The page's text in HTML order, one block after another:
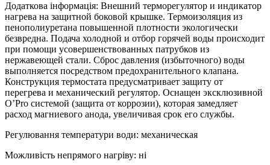
Додаткова інформація: Внешний терморегулятор и индикатор
нагрева на защитной боковой крышке. Термоизоляция из
пенополиуретана повышенной плотности экологически
безвредна. Подача холодной и отбор горячей воды происходит
при помощи усовершенствованных патрубков из
нержавеющей стали. Сброс давления (избыточного) воды
выполняется посредством предохранительного клапана.
Конструкция термостата предусматривает защиту от
перегрева и механический регулятор. Оснащен эксклюзивной
O’Pro системой (защита от коррозии), которая замедляет
расход магниевого анода, увеличивая срок его службы.
Регулювання температури води: механическая
Можливість непрямого нагріву: ні